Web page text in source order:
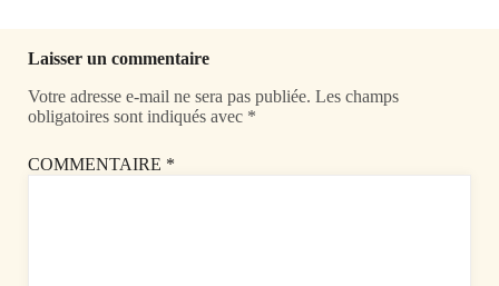
Laisser un commentaire
Votre adresse e-mail ne sera pas publiée. Les champs
obligatoires sont indiqués avec *
COMMENTAIRE *